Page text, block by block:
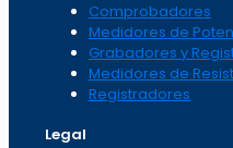
Comprobadores
Medidores de
Grabadores y
Medidores de
Registradores
Legal